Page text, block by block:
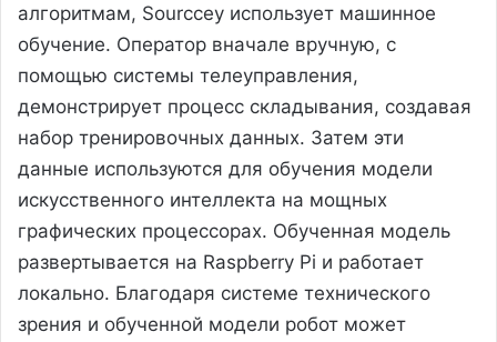
алгоритмам, Sourccey использует машинное
обучение. Оператор вначале вручную, с
помощью системы телеуправления,
демонстрирует процесс складывания, создавая
набор тренировочных данных. Затем эти
данные используются для обучения модели
искусственного интеллекта на мощных
графических процессорах. Обученная модель
развертывается на Raspberry Pi и работает
локально. Благодаря системе технического
зрения и обученной модели робот может